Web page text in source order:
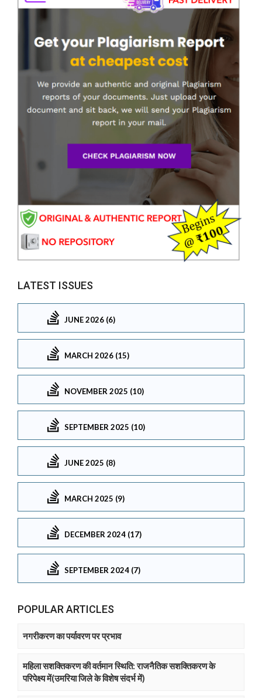
LATEST ISSUES
JUNE 2026 (6)
MARCH 2026 (15)
NOVEMBER 2025 (10)
SEPTEMBER 2025 (10)
JUNE 2025 (8)
MARCH 2025 (9)
DECEMBER 2024 (17)
SEPTEMBER 2024 (7)
POPULAR ARTICLES
नगरीकरण का पर्यावरण पर प्रभाव
महिला सशक्तिकरण की वर्तमान स्थिति: राजनैतिक सशक्तिकरण के
परिपेक्ष्य में(उमरिया जिले के विशेष संदर्भ में)